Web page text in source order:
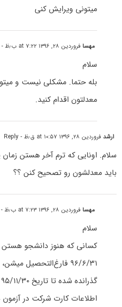
میتونی ویرایش کنی
مهسافروردین ۲۸, ۱۳۹۶ at ۷:۲۲ ب٫ظ - Reply
سلام
بله حتما. مشکلی نیست و
معدلتون اقدام کنید.
ارشدفروردین ۲۸, ۱۳۹۶ at ۱۰:۵۷ ق٫ظ - Reply
سلام. اونایی که ترم آخر هستن
باید معدلشون رو تصحیح کنن ؟؟
مهسافروردین ۲۸, ۱۳۹۶ at ۷:۲۳ ب٫ظ - Reply
سلام
کسانی که هنوز دانشجو هستن
۹۶/۶/۳۱ فارغ‌التحصیل
اطلاعات کارت شرکت در آزمون